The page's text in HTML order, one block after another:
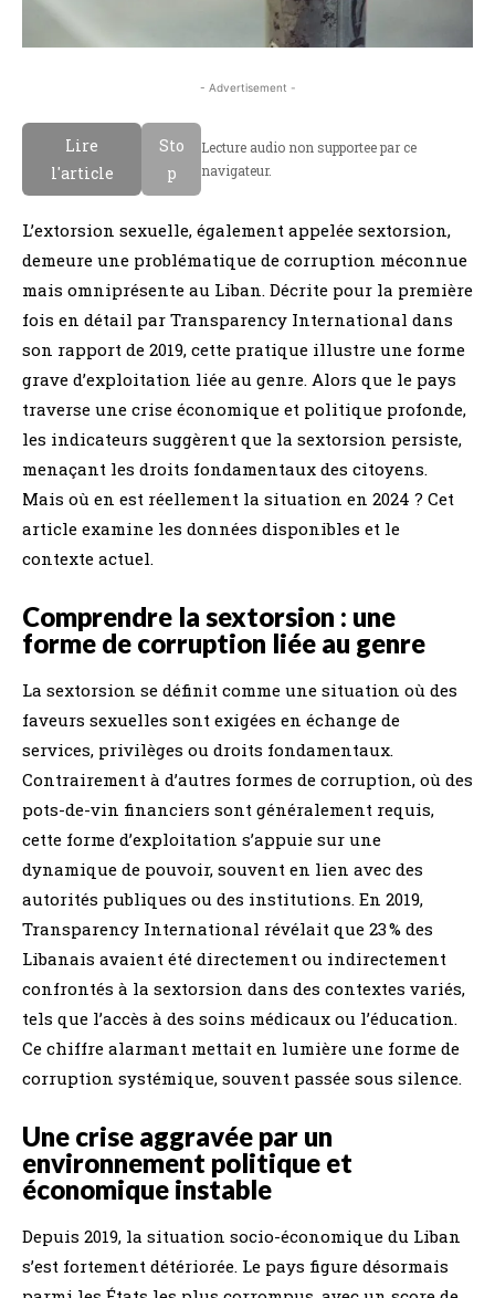
- Advertisement -
Lire
l'article
Sto
p
Lecture audio non supportee par ce
navigateur.
L’extorsion sexuelle, également appelée sextorsion,
demeure une problématique de corruption méconnue
mais omniprésente au Liban. Décrite pour la première
fois en détail par Transparency International dans
son rapport de 2019, cette pratique illustre une forme
grave d’exploitation liée au genre. Alors que le pays
traverse une crise économique et politique profonde,
les indicateurs suggèrent que la sextorsion persiste,
menaçant les droits fondamentaux des citoyens.
Mais où en est réellement la situation en 2024 ? Cet
article examine les données disponibles et le
contexte actuel.
Comprendre la sextorsion : une
forme de corruption liée au genre
La sextorsion se définit comme une situation où des
faveurs sexuelles sont exigées en échange de
services, privilèges ou droits fondamentaux.
Contrairement à d’autres formes de corruption, où des
pots-de-vin financiers sont généralement requis,
cette forme d’exploitation s’appuie sur une
dynamique de pouvoir, souvent en lien avec des
autorités publiques ou des institutions. En 2019,
Transparency International révélait que 23 % des
Libanais avaient été directement ou indirectement
confrontés à la sextorsion dans des contextes variés,
tels que l’accès à des soins médicaux ou l’éducation.
Ce chiffre alarmant mettait en lumière une forme de
corruption systémique, souvent passée sous silence.
Une crise aggravée par un
environnement politique et
économique instable
Depuis 2019, la situation socio-économique du Liban
s’est fortement détériorée. Le pays figure désormais